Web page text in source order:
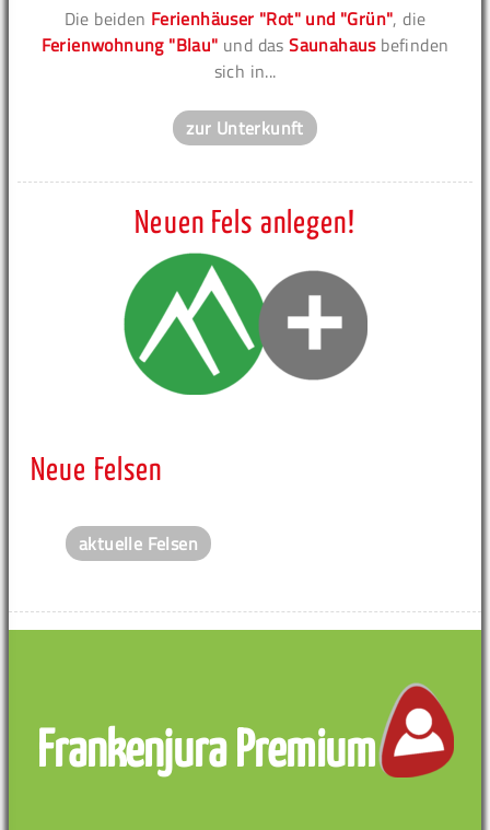
Die beiden Ferienhäuser "Rot" und "Grün", die
Ferienwohnung "Blau" und dasSaunahausbefinden
sich in...
zur Unterkunft
Neuen Fels anlegen!
Neue Felsen
aktuelle Felsen
Frankenjura Premium